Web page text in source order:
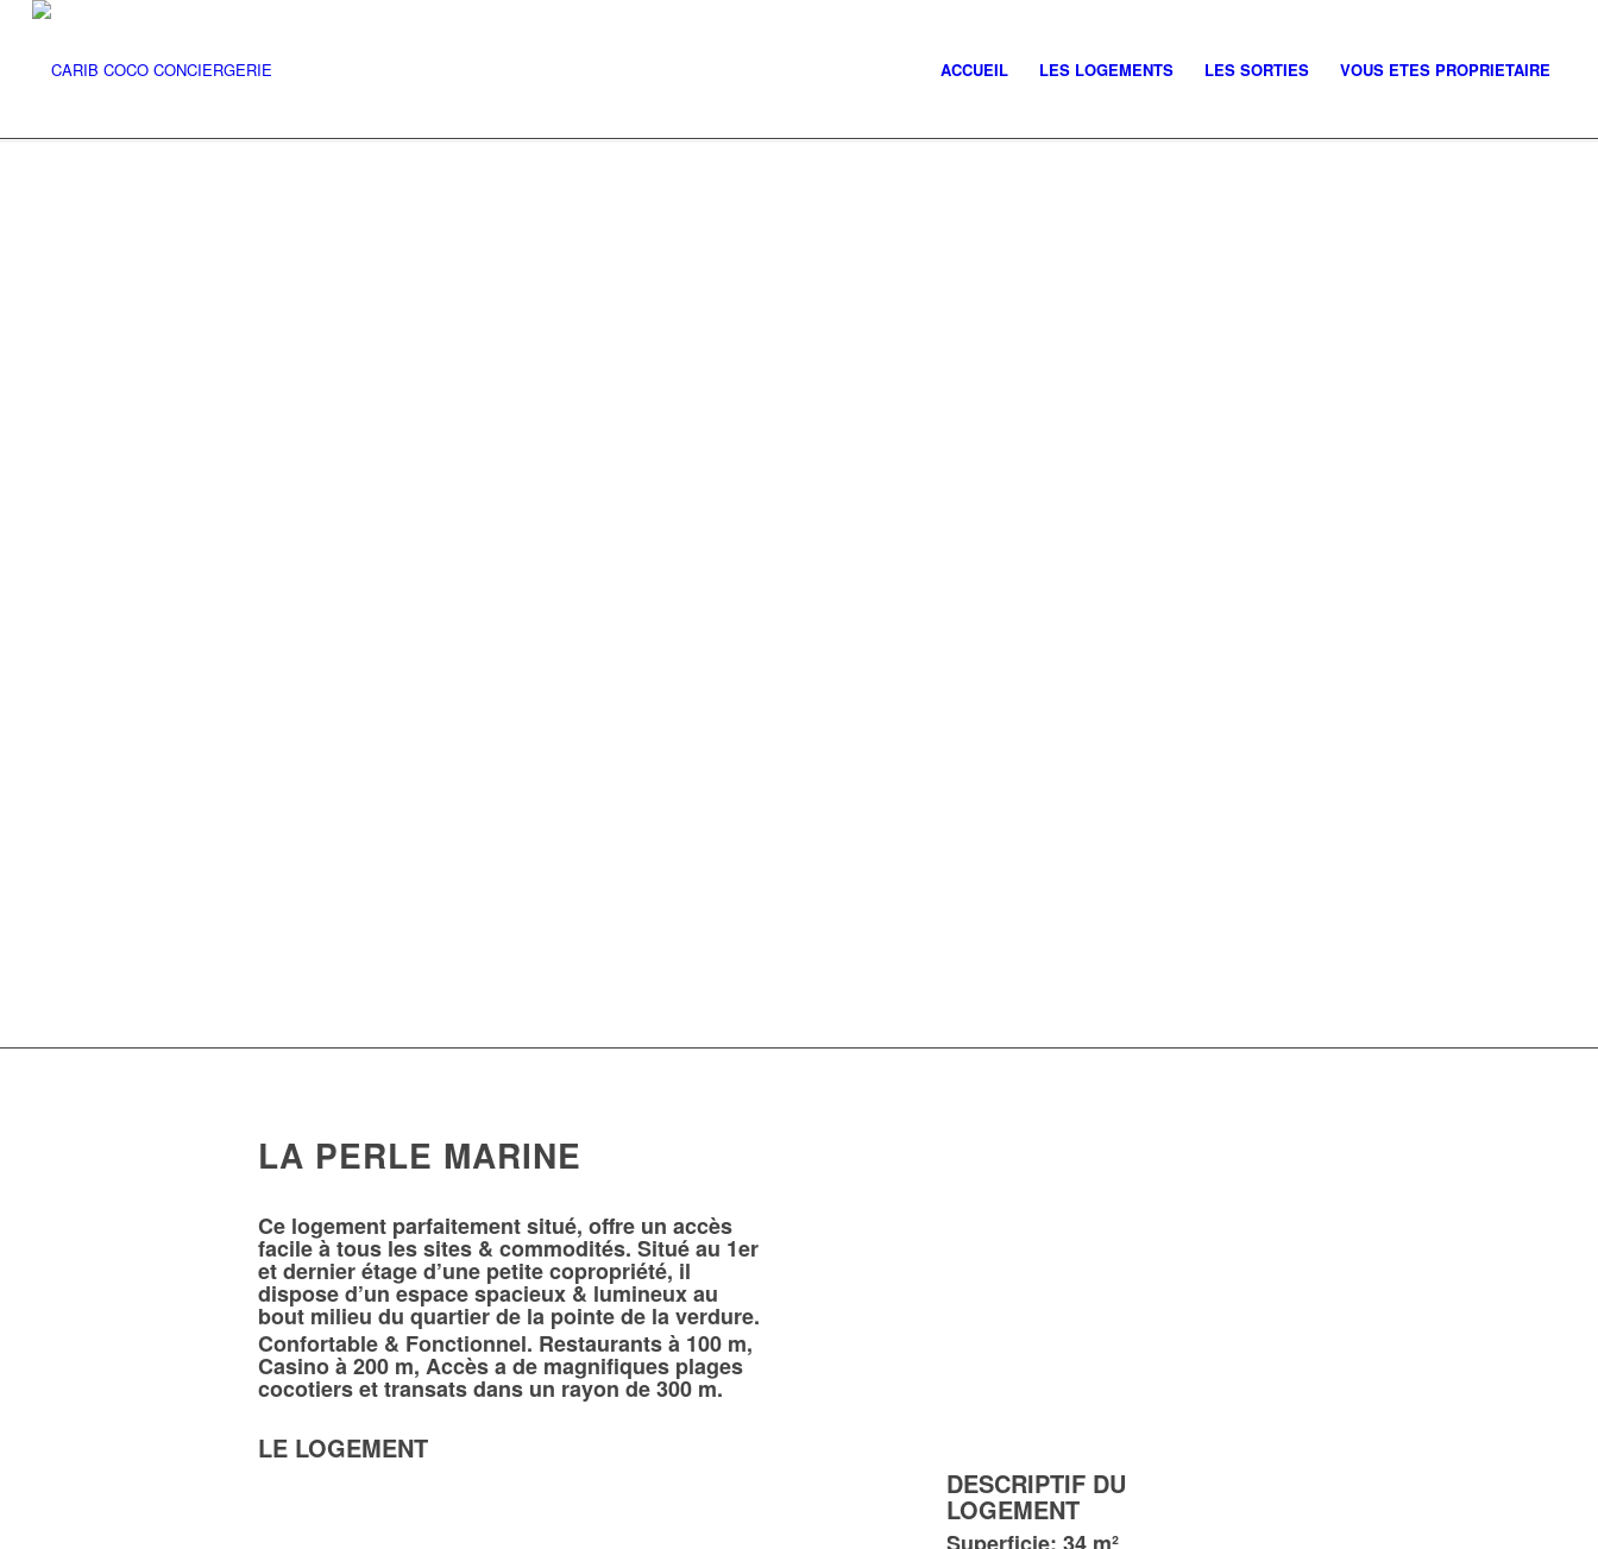
ACCUEIL LES LOGEMENTS LES SORTIES VOUS ETES PROPRIETAIRE
LA PERLE MARINE
Ce logement parfaitement situé, offre un accès
facile à tous les sites & commodités. Situé au 1er
et dernier étage d’une petite copropriété, il
dispose d’un espace spacieux & lumineux au
bout milieu du quartier de la pointe de la verdure.
Confortable & Fonctionnel. Restaurants à 100 m,
Casino à 200 m, Accès a de magnifiques plages
cocotiers et transats dans un rayon de 300 m.
LE LOGEMENT
DESCRIPTIF DU
LOGEMENT